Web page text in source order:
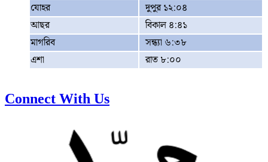
যোহর
দুপুর ১২:০৪
আছর
বিকাল ৪:৪১
মাগরিব
সন্ধ্যা ৬:৩৮
এশা
রাত ৮:০০
Connect With Us